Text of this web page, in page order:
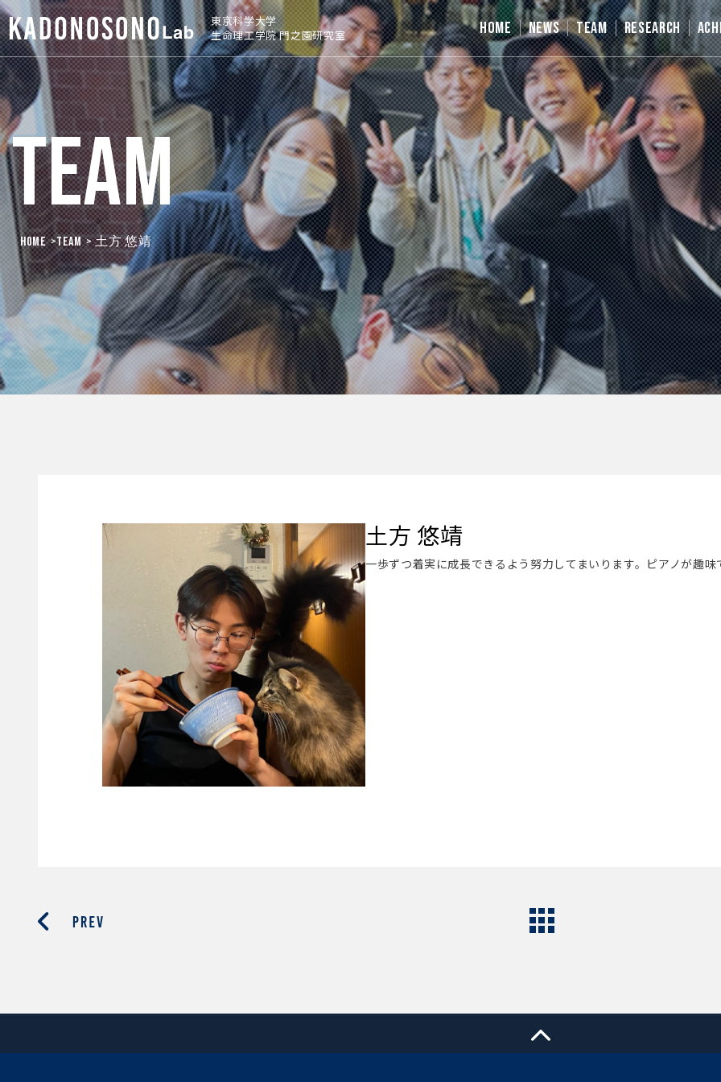
東京科学大学
生命理工学院 門之園研究室
HOME NEWS TEAM RESEARCH
Team
HOME >Team > 土方 悠靖
土方 悠靖
一歩ずつ着実に成長できるよう努力してまいります。ピアノが趣味